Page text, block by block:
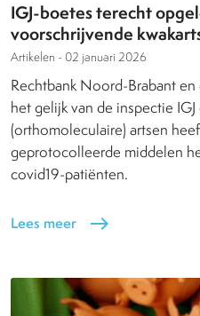
IGJ-boetes terecht
voorschrijvende
Artikelen - 02 januari 2026
Rechtbank Noord-Brabant
het gelijk van de inspectie
(orthomoleculaire) artsen
geprotocolleerde middelen
covid19-patiënten.
Lees meer east